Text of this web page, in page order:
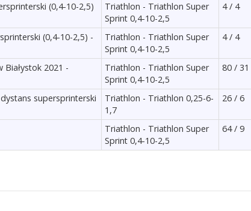
(0,4-10-2,5)
Triathlon - Triathlon Super
Sprint 0,4-10-2,5
4 / 4
(0,4-10-2,5) -
Triathlon - Triathlon Super
Sprint 0,4-10-2,5
4 / 4
Białystok 2021 -
Triathlon - Triathlon Super
Sprint 0,4-10-2,5
80 / 31
supersprinterski
Triathlon - Triathlon 0,25-6-
1,7
26 / 6
Triathlon - Triathlon Super
Sprint 0,4-10-2,5
64 / 9